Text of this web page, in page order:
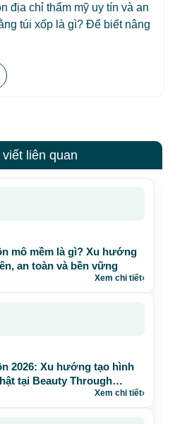
địa chỉ thẩm mỹ uy tín và an
túi xốp là gì? Để biết nâng
viết liên quan
mô mềm là gì? Xu hướng
an toàn và bền vững
Xem chi tiết›
2026: Xu hướng tạo hình
tại Beauty Through
Xem chi tiết›